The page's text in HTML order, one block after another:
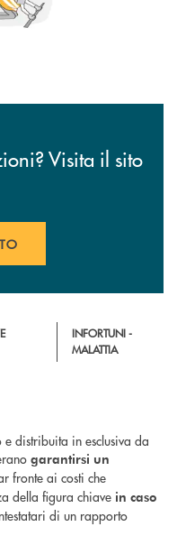
Visita il sito
INFORTUNI -
MALATTIA
distribuita in esclusiva da
garantirsi un
fronte ai costi che
della figura chiave in caso
di un rapporto